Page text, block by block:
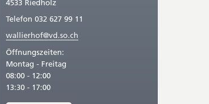
4533 Riedholz
Telefon 032 627 99 11
wallierhof@vd.so.ch
Öffnungszeiten:
Montag - Freitag
08:00 - 12:00
13:30 - 17:00